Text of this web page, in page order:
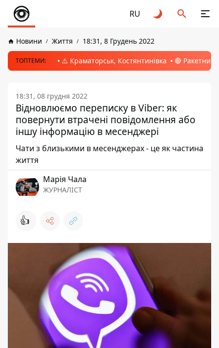
RU
Новини Життя 18:31, 8 Грудень 2022
ТОПТЕМИ: ⚠️ Краматорськ, Костянтинівка 🔴 Ракетний
18:31, 08 грудня 2022
Відновлюємо переписку в Viber: як
повернути втрачені повідомлення або
іншу інформацію в месенджері
Чати з близькими в месенджерах - це як частина
життя
Марія Чала
ЖУРНАЛІСТ
👍